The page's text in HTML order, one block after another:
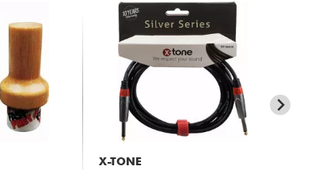
X-TONE